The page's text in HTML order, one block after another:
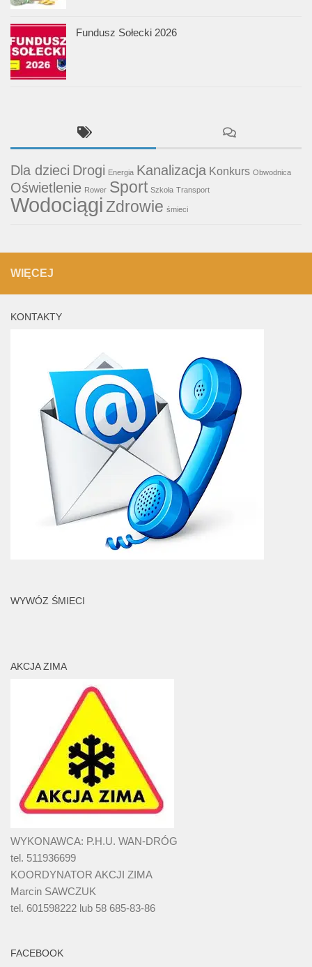
Fundusz Sołecki 2026
Dla dzieci Drogi Energia Kanalizacja Konkurs Obwodnica
Oświetlenie Rower Sport Szkoła Transport
WodociągiZdrowie śmieci
WIĘCEJ
KONTAKTY
WYWÓZ ŚMIECI
AKCJA ZIMA
WYKONAWCA: P.H.U. WAN-DRÓG
tel. 511936699
KOORDYNATOR AKCJI ZIMA
Marcin SAWCZUK
tel. 601598222 lub 58 685-83-86
FACEBOOK